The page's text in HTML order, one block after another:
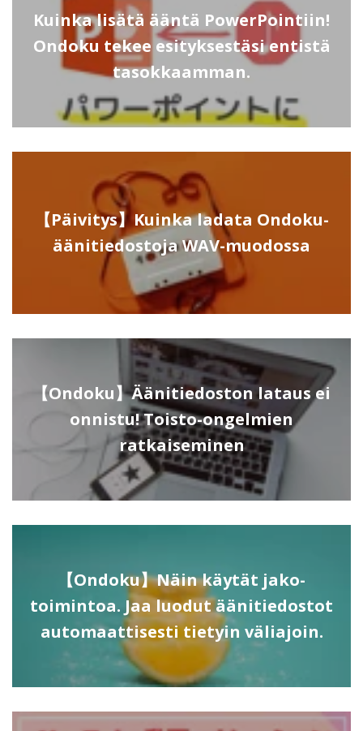
Kuinka lisätä ääntä PowerPointiin!
Ondoku tekee esityksestäsi entistä
tasokkaamman.
【Päivitys】Kuinka ladata Ondoku-
äänitiedostoja WAV-muodossa
【Ondoku】Äänitiedoston lataus ei
onnistu! Toisto-ongelmien
ratkaiseminen
【Ondoku】Näin käytät jako-
toimintoa. Jaa luodut äänitiedostot
automaattisesti tietyin väliajoin.